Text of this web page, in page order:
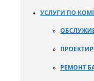
УСЛУГИ ПО
РЕМОНТ